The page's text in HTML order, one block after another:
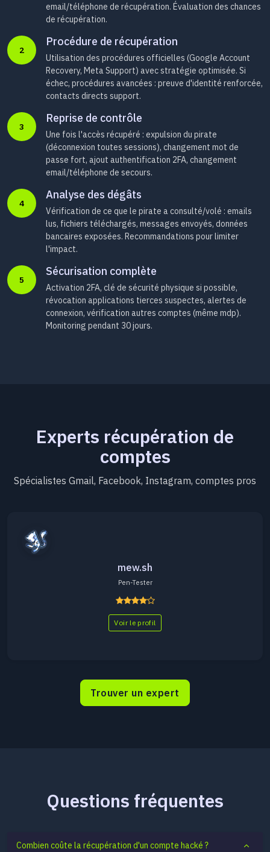
email/téléphone de récupération. Évaluation des chances
de récupération.
2
Procédure de récupération
Utilisation des procédures officielles (Google Account
Recovery, Meta Support) avec stratégie optimisée. Si
échec, procédures avancées : preuve d'identité renforcée,
contacts directs support.
3
Reprise de contrôle
Une fois l'accès récupéré : expulsion du pirate
(déconnexion toutes sessions), changement mot de
passe fort, ajout authentification 2FA, changement
email/téléphone de secours.
4
Analyse des dégâts
Vérification de ce que le pirate a consulté/volé : emails
lus, fichiers téléchargés, messages envoyés, données
bancaires exposées. Recommandations pour limiter
l'impact.
5
Sécurisation complète
Activation 2FA, clé de sécurité physique si possible,
révocation applications tierces suspectes, alertes de
connexion, vérification autres comptes (même mdp).
Monitoring pendant 30 jours.
Experts récupération de
comptes
Spécialistes Gmail, Facebook, Instagram, comptes pros
mew.sh
Pen-Tester
Voir le profil
Trouver un expert
Questions fréquentes
Combien coûte la récupération d'un compte hacké ?